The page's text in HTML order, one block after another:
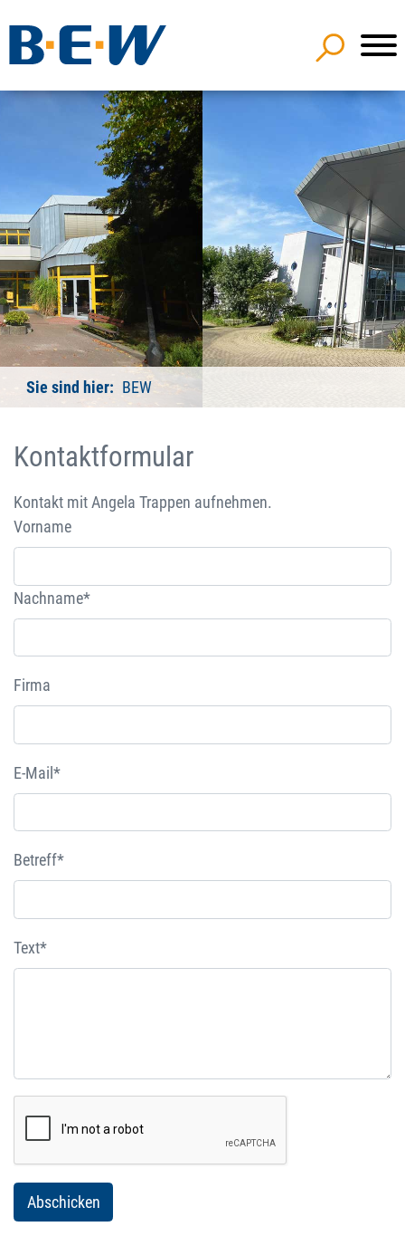
Sie sind hier: BEW
Kontaktformular
Kontakt mit Angela Trappen aufnehmen.
Vorname
Nachname*
Firma
E-Mail*
Betreff*
Text*